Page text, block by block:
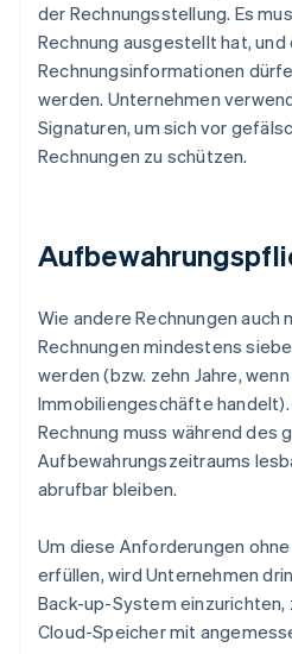
der Rechnungsstellung. Es
Rechnung ausgestellt hat, und
Rechnungsinformationen
werden. Unternehmen
Signaturen, um sich vor
Rechnungen zu schützen.
Wie andere Rechnungen
Rechnungen mindestens
werden (bzw. zehn Jahre,
Immobiliengeschäfte
Rechnung muss während des
Aufbewahrungszeitraums
abrufbar bleiben.
Um diese Anforderungen
erfüllen, wird Unternehmen
Back-up-System einzurichten,
Cloud-Speicher mit